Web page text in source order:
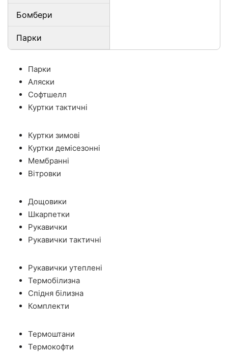
Бомбери
Парки
Парки
Аляски
Софтшелл
Куртки тактичні
Куртки зимові
Куртки демісезонні
Мембранні
Вітровки
Дощовики
Шкарпетки
Рукавички
Рукавички тактичні
Рукавички утеплені
Термобілизна
Спідня білизна
Комплекти
Термоштани
Термокофти